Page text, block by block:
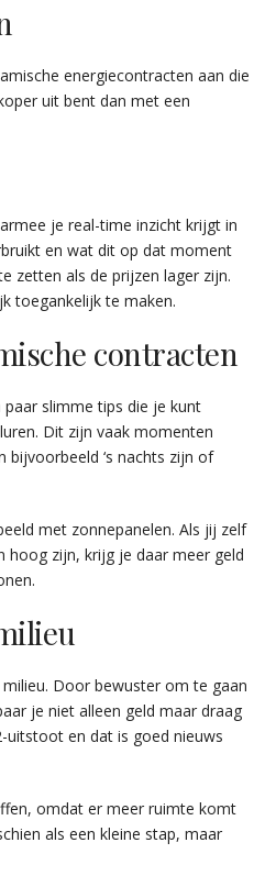
energiecontracten aan die
uit bent dan met een
je real-time inzicht krijgt in
en wat dit op dat moment
zetten als de prijzen lager zijn.
toegankelijk te maken.
contracten
slimme tips die je kunt
Dit zijn vaak momenten
bijvoorbeeld ‘s nachts zijn of
met zonnepanelen. Als jij zelf
zijn, krijg je daar meer geld
Door bewuster om te gaan
je niet alleen geld maar draag
uitstoot en dat is goed nieuws
omdat er meer ruimte komt
als een kleine stap, maar